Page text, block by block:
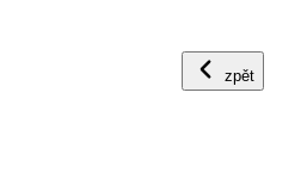
zpět